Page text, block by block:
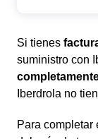
Si tienes
suministro con
Iberdrola no
Para completar